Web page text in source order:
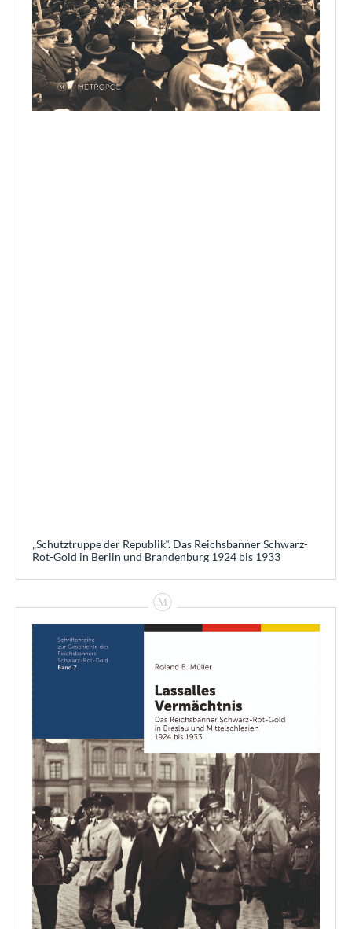
„Schutztruppe der Republik“. Das Reichsbanner Schwarz-
Rot-Gold in Berlin und Brandenburg 1924 bis 1933